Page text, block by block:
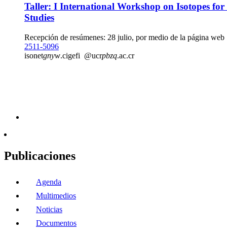
Taller: I International Workshop on Isotopes for
Studies
Recepción de resúmenes: 28 julio, por medio de la página web
2511-5096
isonetgnyw.cigefi @ucrpbzq.ac.cr
Publicaciones
Agenda
Multimedios
Noticias
Documentos